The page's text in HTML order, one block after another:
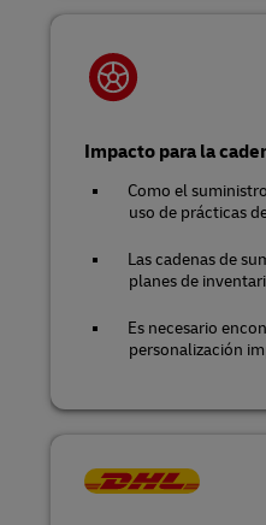
Impacto para la
Como el
uso de prácticas
Las cadenas de
planes de
Es necesario
personalización